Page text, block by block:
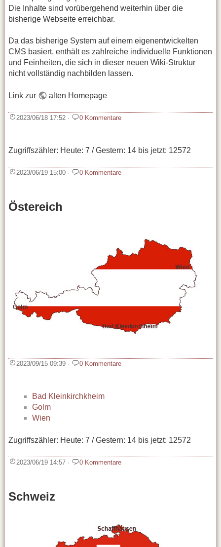
Die Inhalte sind vorübergehend weiterhin über die
bisherige Webseite erreichbar.
Da das bisherige System auf einem eigenentwickelten
CMS basiert, enthält es zahlreiche individuelle Funktionen
und Feinheiten, die sich in dieser neuen Wiki‑Struktur
nicht vollständig nachbilden lassen.
Link zur alten Homepage
2023/06/18 17:52 · 0 Kommentare
Zugriffszähler: Heute: 7 / Gestern: 14 bis jetzt: 12572
2023/06/19 15:00 · 0 Kommentare
Östereich
2023/09/15 09:39 · 0 Kommentare
Bad Kleinkirchkheim
Golm
Wien
Zugriffszähler: Heute: 7 / Gestern: 14 bis jetzt: 12572
2023/06/19 14:57 · 0 Kommentare
Schweiz